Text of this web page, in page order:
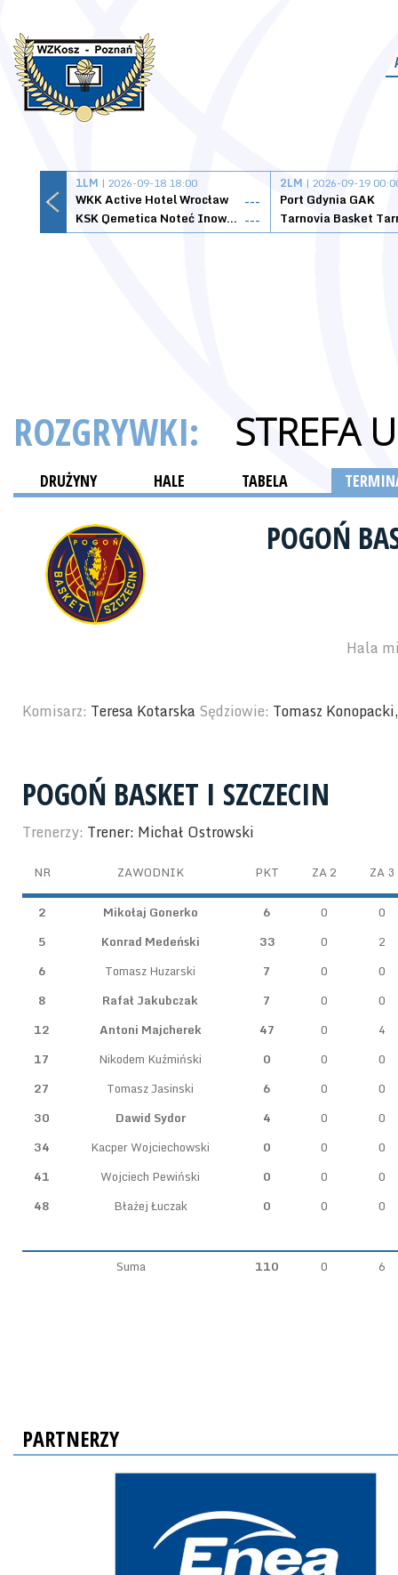
1LM | 2026-09-18 18:00
WKK Active Hotel Wrocław
---
KSK Qemetica Noteć Inowrocław ---
2LM | 2026-09-19
Port Gdynia GAK
ROZGRYWKI: STREFA
DRUŻYNY HALE TABELA
POGOŃ
Hala
Komisarz: Teresa Kotarska Sędziowie: Tomasz
POGOŃ BASKET I SZCZECIN
Trenerzy: Trener: Michał Ostrowski
NR ZAWODNIK PKT ZA 2 ZA 3
2 Mikołaj Gonerko 6 0
0
5
Konrad Medeński 33 0
2
6
Tomasz Huzarski 7 0
0
8
Rafał Jakubczak 7 0
0
12
Antoni Majcherek 47 0
4
17
Nikodem Kuźmiński 0 0
0
27
Tomasz Jasinski 6 0
0
30
Dawid Sydor 4 0
0
34
Kacper Wojciechowski 0 0
0
41
Wojciech Pewiński 0 0
0
48
Błażej Łuczak 0 0 0
Suma 110 0 6
PARTNERZY